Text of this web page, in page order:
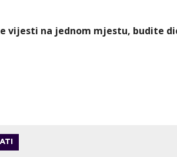
vijesti na jednom mjestu, budite